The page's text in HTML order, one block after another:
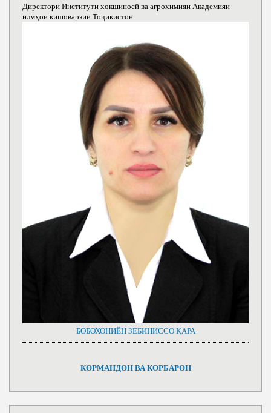
Директори Институти хокшиносӣ ва агрохимияи Академияи
илмҳои кишоварзии Тоҷикистон
БОБОХОНИЁН ЗЕБИНИССО ҚАРА
КОРМАНДОН ВА КОРБАРОН